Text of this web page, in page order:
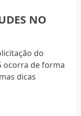
NO
do
ocorra de forma
dicas